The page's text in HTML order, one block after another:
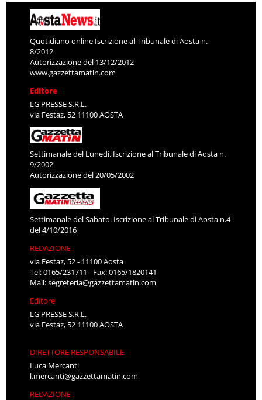
Quotidiano online Iscrizione al Tribunale di Aosta n.
8/2012
Autorizzazione del 13/12/2012
www.gazzettamatin.com
Editore
LG PRESSE S.R.L.
via Festaz, 52 11100 AOSTA
Settimanale del Lunedì. Iscrizione al Tribunale di Aosta n.
9/2002
Autorizzazione del 20/05/2002
Settimanale del Sabato. Iscrizione al Tribunale di Aosta n.4
del 4/10/2016
REDAZIONE
via Festaz, 52 - 11100 Aosta
Tel: 0165/231711 - Fax: 0165/1820141
Mail:segreteria@gazzettamatin.com
Editore
LG PRESSE S.R.L.
via Festaz, 52 11100 AOSTA
DIRETTORE RESPONSABILE
Luca Mercanti
l.mercanti@gazzettamatin.com
REDAZIONE